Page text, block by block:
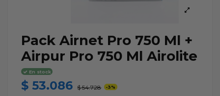
Pack Airnet Pro 750 Ml +
Airpur Pro 750 Ml Airolite
En stock
$ 53.086 $ 54.728 -3%